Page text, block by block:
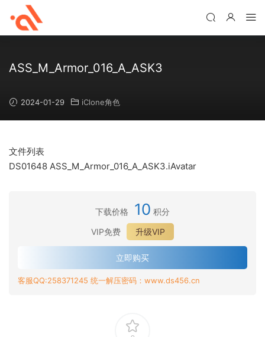
ASS_M_Armor_016_A_ASK3
2024-01-29 iClone角色
文件列表
DS01648 ASS_M_Armor_016_A_ASK3.iAvatar
下载价格 10 积分
VIP免费
升级VIP
立即购买
客服QQ:258371245 统一解压密码：www.ds456.cn